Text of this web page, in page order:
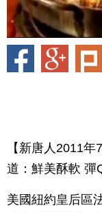
【新唐人2011
道：鮮美酥軟 彈
美國紐約皇后區